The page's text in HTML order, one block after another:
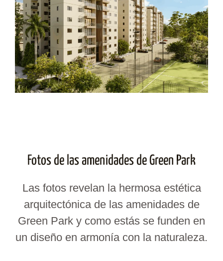
Fotos de las amenidades de Green Park
Las fotos revelan la hermosa estética
arquitectónica de las amenidades de
Green Park y como estás se funden en
un diseño en armonía con la naturaleza.